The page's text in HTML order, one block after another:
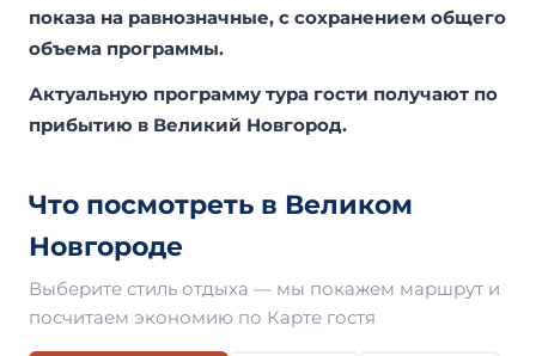
показа на равнозначные, с сохранением общего
объема программы.
Актуальную программу тура гости получают по
прибытию в Великий Новгород.
Что посмотреть в Великом
Новгороде
Выберите стиль отдыха — мы покажем маршрут и
посчитаем экономию по Карте гостя